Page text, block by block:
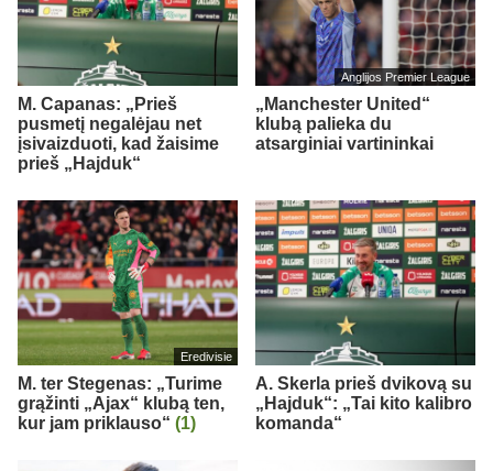
M. Capanas: „Prieš
pusmetį negalėjau net
įsivaizduoti, kad žaisime
prieš „Hajduk“
Anglijos Premier League
„Manchester United“
klubą palieka du
atsarginiai vartininkai
Eredivisie
M. ter Stegenas: „Turime
grąžinti „Ajax“ klubą ten,
kur jam priklauso“ (1)
A. Skerla prieš dvikovą su
„Hajduk“: „Tai kito kalibro
komanda“